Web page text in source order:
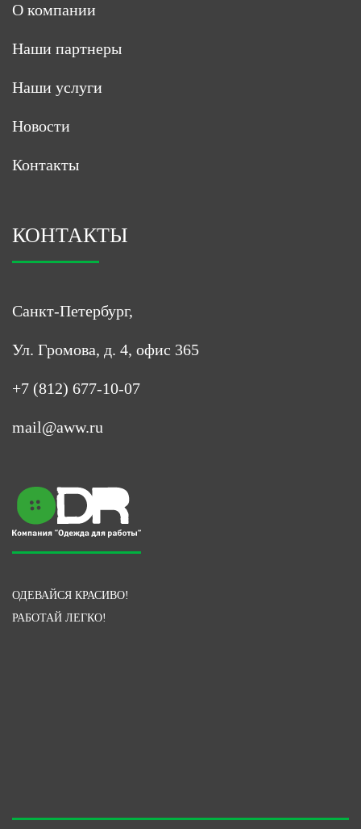
О компании
Наши партнеры
Наши услуги
Новости
Контакты
КОНТАКТЫ
Санкт-Петербург,
Ул. Громова, д. 4, офис 365
+7 (812) 677-10-07
mail@aww.ru
ОДЕВАЙСЯ КРАСИВО!
РАБОТАЙ ЛЕГКО!